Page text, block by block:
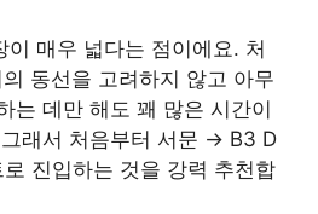
이 매우 넓다는 점이에요. 처
동선을 고려하지 않고 아무
는 데만 해도 꽤 많은 시간이
래서 처음부터 서문 → B3 D
진입하는 것을 강력 추천합